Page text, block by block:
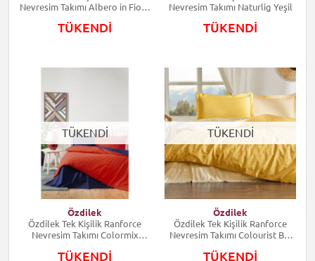
Nevresim Takımı Albero in Fiore
TÜKENDİ
Nevresim Takımı Naturlig Yeşil
TÜKENDİ
TÜKENDİ
Özdilek
Özdilek Tek Kişilik Ranforce
Nevresim Takımı Colormix
TÜKENDİ
TÜKENDİ
Özdilek
Özdilek Tek Kişilik Ranforce
Nevresim Takımı Colourist Bal
TÜKENDİ